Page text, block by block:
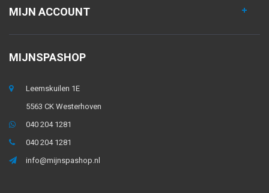
MIJN ACCOUNT
MIJNSPASHOP
Leemskuilen 1E
5563 CK Westerhoven
040 204 1281
040 204 1281
info@mijnspashop.nl